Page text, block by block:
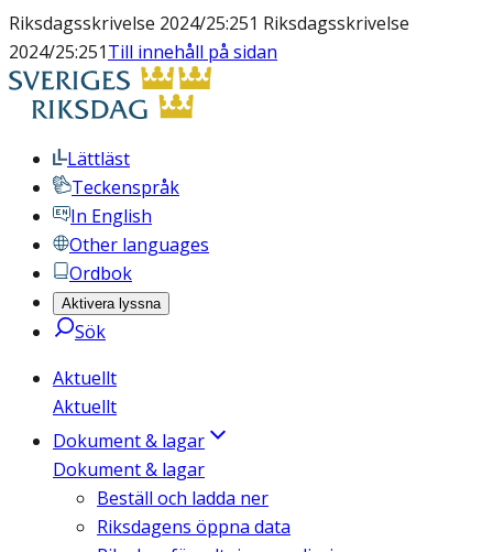
Riksdagsskrivelse 2024/25:251 Riksdagsskrivelse
2024/25:251Till innehåll på sidan
Lättläst
Teckenspråk
In English
Other languages
Ordbok
Aktivera lyssna
Sök
Aktuellt
Aktuellt
Dokument & lagar
Dokument & lagar
Beställ och ladda ner
Riksdagens öppna data